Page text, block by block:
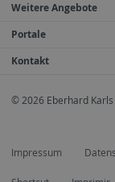
Weitere Angebote
Portale
Kontakt
© 2026 Eberhard
Impressum